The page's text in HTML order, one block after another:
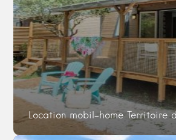
Location mobil-home Territoire